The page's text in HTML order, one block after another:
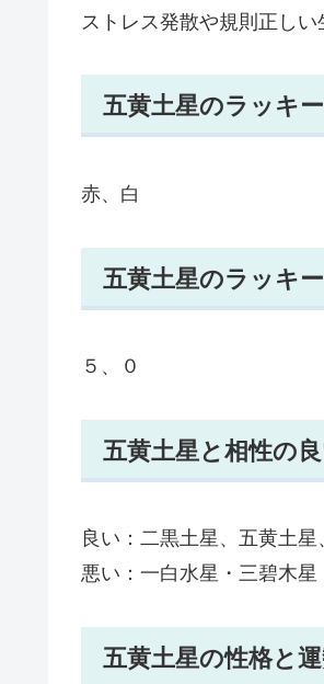
ストレス発散や規則正しい
五黄土星のラッキ
赤、白
五黄土星のラッキ
５、０
五黄土星と相性の
良い：二黒土星、五黄土
悪い：一白水星・三碧木星
五黄土星の性格と